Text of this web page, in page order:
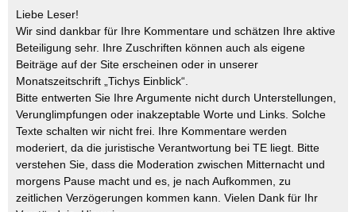
Liebe Leser!
Wir sind dankbar für Ihre Kommentare und schätzen Ihre aktive
Beteiligung sehr. Ihre Zuschriften können auch als eigene
Beiträge auf der Site erscheinen oder in unserer
Monatszeitschrift „Tichys Einblick“.
Bitte entwerten Sie Ihre Argumente nicht durch Unterstellungen,
Verunglimpfungen oder inakzeptable Worte und Links. Solche
Texte schalten wir nicht frei. Ihre Kommentare werden
moderiert, da die juristische Verantwortung bei TE liegt. Bitte
verstehen Sie, dass die Moderation zwischen Mitternacht und
morgens Pause macht und es, je nach Aufkommen, zu
zeitlichen Verzögerungen kommen kann. Vielen Dank für Ihr